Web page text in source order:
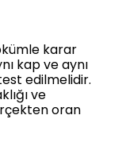
karar
kap ve aynı
edilmelidir.
ve
oran